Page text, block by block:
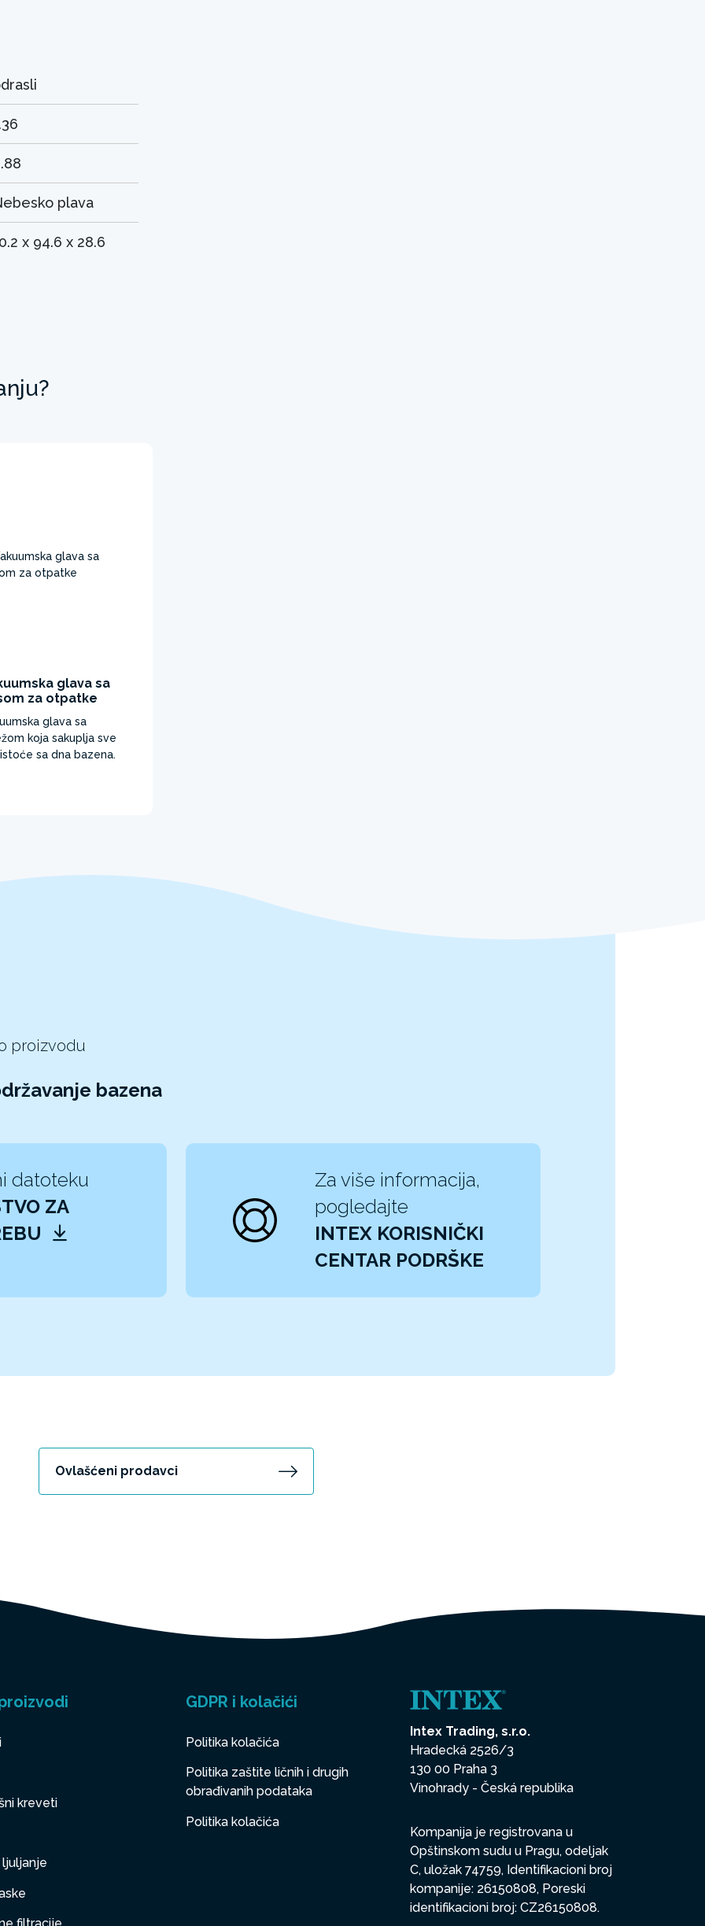
plava
x 94.6 x 28.6
glava sa
za otpatke
glava sa
koja sakuplja sve
sa dna bazena.
proizvodu
bazena
datoteku
ZA
Za više informacija,
pogledajte
INTEX KORISNIČKI
CENTAR PODRŠKE
Ovlašćeni prodavci
kreveti
GDPR i kolačići
Politika kolačića
Politika zaštite ličnih i drugih
obrađivanih podataka
Politika kolačića
Intex Trading, s.r.o.
Hradecká 2526/3
130 00 Praha 3
Vinohrady - Česká republika
Kompanija je registrovana u
Opštinskom sudu u Pragu, odeljak
C, uložak 74759, Identifikacioni broj
kompanije: 26150808, Poreski
identifikacioni broj: CZ26150808.